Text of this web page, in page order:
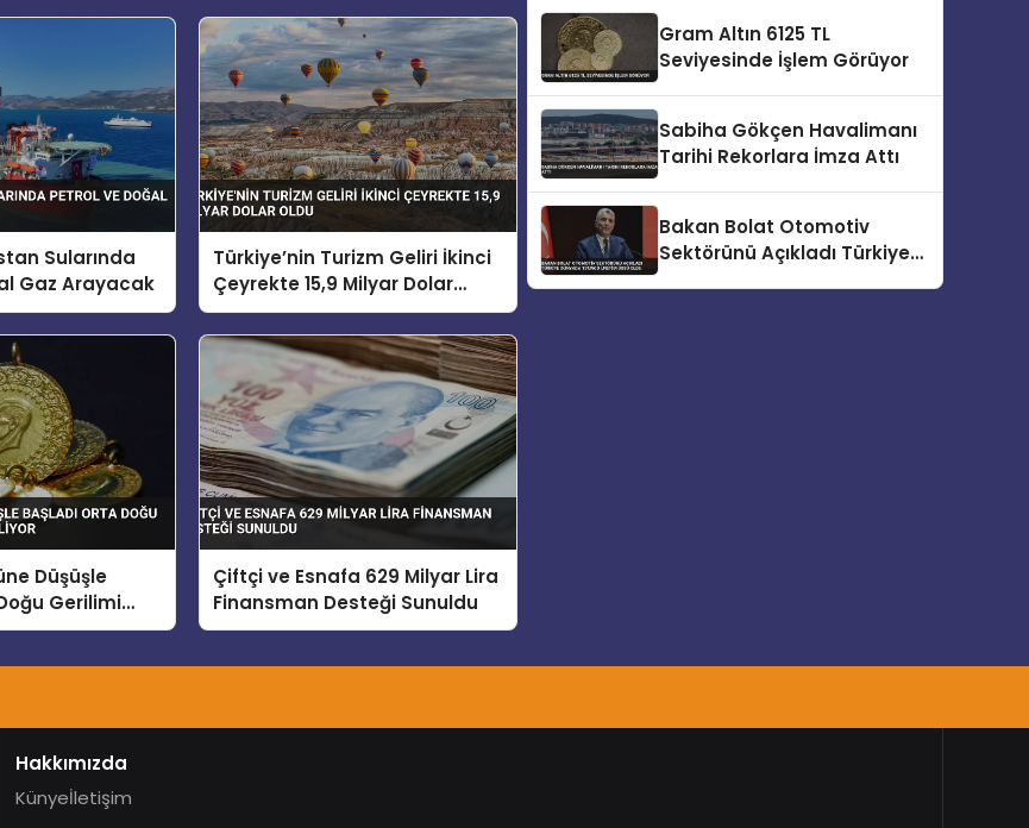
Sularında
Gaz Arayacak
Türkiye’nin Turizm Geliri İkinci
Çeyrekte 15,9 Milyar Dolar
Oldu
Düşüşle
Gerilimi
Çiftçi ve Esnafa 629 Milyar Lira
Finansman Desteği Sunuldu
Gram Altın 6125 TL
Seviyesinde İşlem Görüyor
Sabiha Gökçen Havalimanı
Tarihi Rekorlara İmza Attı
Bakan Bolat Otomotiv
Sektörünü Açıkladı Türkiye
Hakkımızda
Künyeİletişim